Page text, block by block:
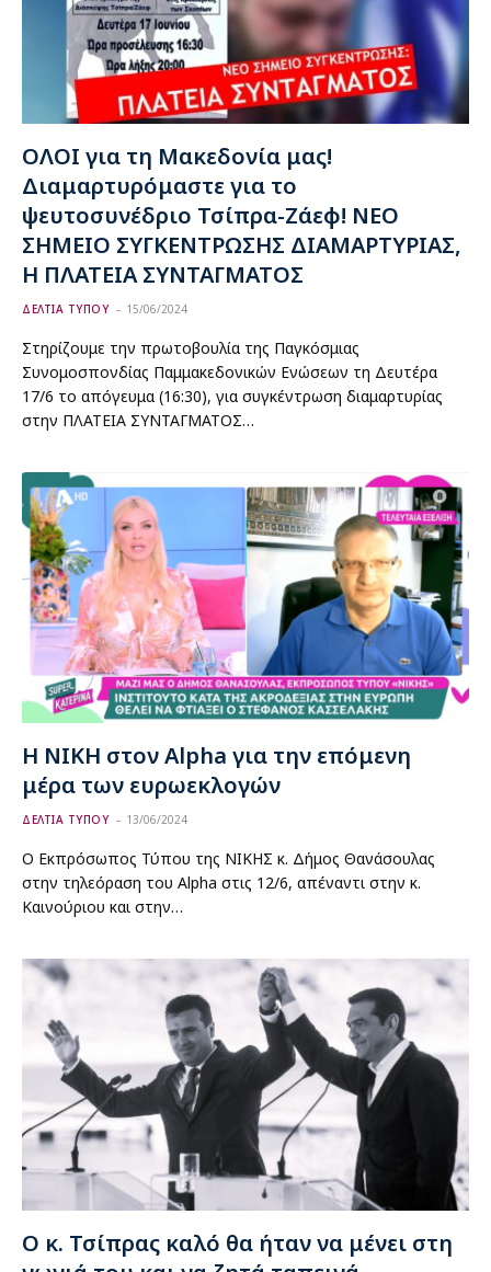
ΟΛΟΙ για τη Μακεδονία μας!
Διαμαρτυρόμαστε για το
ψευτοσυνέδριο Τσίπρα-Ζάεφ! ΝΕΟ
ΣΗΜΕΙΟ ΣΥΓΚΕΝΤΡΩΣΗΣ ΔΙΑΜΑΡΤΥΡΙΑΣ,
Η ΠΛΑΤΕΙΑ ΣΥΝΤΑΓΜΑΤΟΣ
ΔΕΛΤΙΑ ΤΥΠΟΥ 15/06/2024
Στηρίζουμε την πρωτοβουλία της Παγκόσμιας
Συνομοσπονδίας Παμμακεδονικών Ενώσεων τη Δευτέρα
17/6 το απόγευμα (16:30), για συγκέντρωση διαμαρτυρίας
στην ΠΛΑΤΕΙΑ ΣΥΝΤΑΓΜΑΤΟΣ…
Η ΝΙΚΗ στον Alpha για την επόμενη
μέρα των ευρωεκλογών
ΔΕΛΤΙΑ ΤΥΠΟΥ 13/06/2024
Ο Εκπρόσωπος Τύπου της ΝΙΚΗΣ κ. Δήμος Θανάσουλας
στην τηλεόραση του Alpha στις 12/6, απέναντι στην κ.
Καινούριου και στην…
Ο κ. Τσίπρας καλό θα ήταν να μένει στη